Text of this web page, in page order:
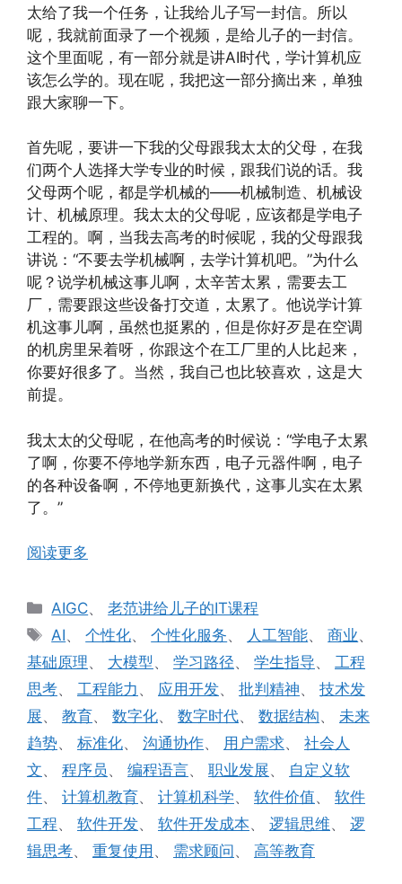
太给了我一个任务，让我给儿子写一封信。所以
呢，我就前面录了一个视频，是给儿子的一封信。
这个里面呢，有一部分就是讲AI时代，学计算机应
该怎么学的。现在呢，我把这一部分摘出来，单独
跟大家聊一下。
首先呢，要讲一下我的父母跟我太太的父母，在我
们两个人选择大学专业的时候，跟我们说的话。我
父母两个呢，都是学机械的——机械制造、机械设
计、机械原理。我太太的父母呢，应该都是学电子
工程的。啊，当我去高考的时候呢，我的父母跟我
讲说：“不要去学机械啊，去学计算机吧。”为什么
呢？说学机械这事儿啊，太辛苦太累，需要去工
厂，需要跟这些设备打交道，太累了。他说学计算
机这事儿啊，虽然也挺累的，但是你好歹是在空调
的机房里呆着呀，你跟这个在工厂里的人比起来，
你要好很多了。当然，我自己也比较喜欢，这是大
前提。
我太太的父母呢，在他高考的时候说：“学电子太累
了啊，你要不停地学新东西，电子元器件啊，电子
的各种设备啊，不停地更新换代，这事儿实在太累
了。”
阅读更多
分
类
AIGC、老范讲给儿子的IT课程
标
签
AI、个性化、个性化服务、 人工智能、商业、
基础原理、 大模型、 学习路径、 学生指导、 工程
思考、 工程能力 、 应用开发、 批判精神、 技术发
展、 教育、 数字化、 数字时代、 数据结构、 未来
趋势、 标准化、 沟通协作、 用户需求、 社会人
文、 程序员 、 编程语言、 职业发展、 自定义软
件、 计算机教育、 计算机科学、 软件价值、 软件
工程、 软件开发、 软件开发成本、 逻辑思维、 逻
辑思考、 重复使用 、 需求顾问、 高等教育